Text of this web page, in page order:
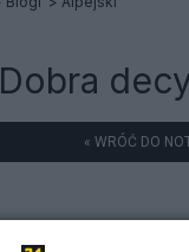
Dobra
« WRÓĆ DO